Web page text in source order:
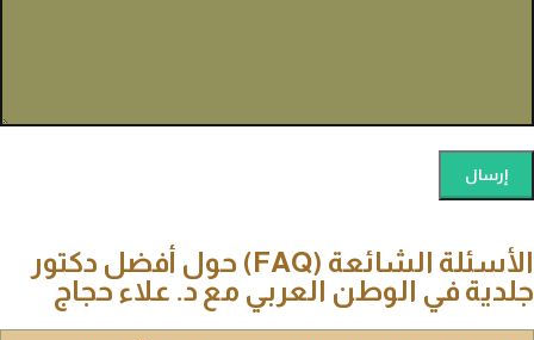
الأسئلة الشائعة (FAQ) حول أفضل دكتور
جلدية في الوطن العربي مع د. علاء حجاج